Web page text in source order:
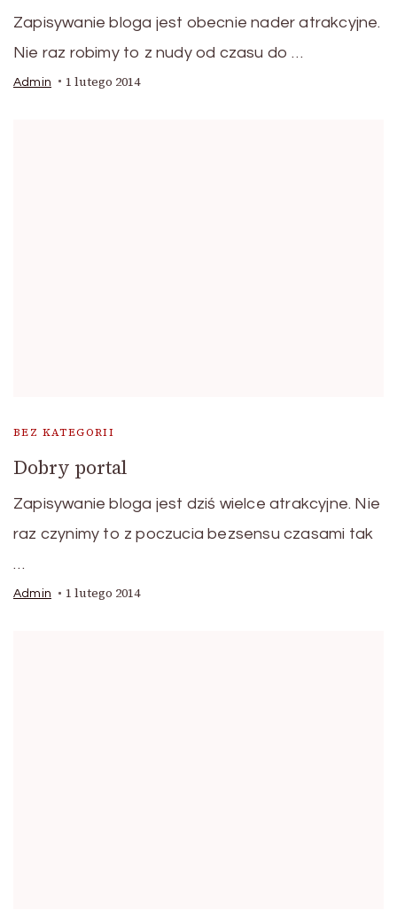
Zapisywanie bloga jest obecnie nader atrakcyjne.
Nie raz robimy to z nudy od czasu do …
Admin 1 lutego 2014
BEZ KATEGORII
Dobry portal
Zapisywanie bloga jest dziś wielce atrakcyjne. Nie
raz czynimy to z poczucia bezsensu czasami tak
…
Admin 1 lutego 2014